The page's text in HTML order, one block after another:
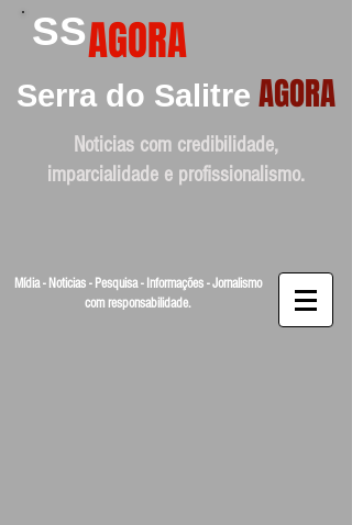
SSAGORA
Serra do Salitre AGORA
Noticias com credibilidade,
imparcialidade e profissionalismo.
Mídia - Noticias - Pesquisa - Informações - Jornalismo
com responsabilidade.